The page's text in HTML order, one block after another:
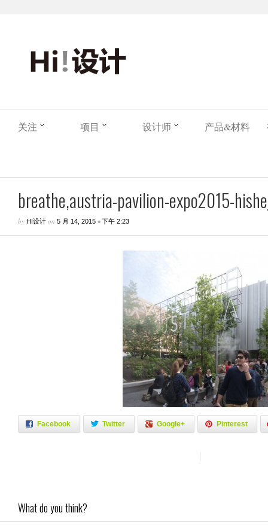
关注 项目 设计师 产品&材料
breathe,austria-pavilion-expo2015-
by HI设计 on 5 月 14, 2015 •下午 2:23
Facebook Twitter Google+ Pinterest
What do you think?